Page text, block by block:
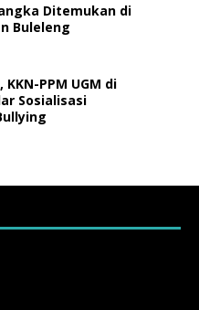
Ditemukan di
Buleleng
KKN-PPM UGM di
Sosialisasi